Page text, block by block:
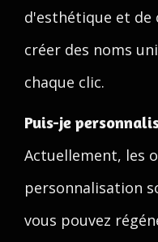
d'esthétique et
créer des noms
chaque clic.
Puis-je
Actuellement, les
personnalisation
vous pouvez